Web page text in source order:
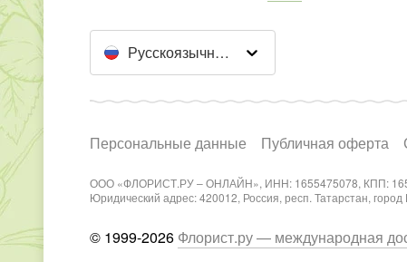
Русскоязычный сайт
Персональные данные Публичная оферта
ООО «ФЛОРИСТ.РУ – ОНЛАЙН», ИНН: 1655475078, КПП:
Юридический адрес: 420012, Россия, респ. Татарстан, город
© 1999-2026 Флорист.ру — международная